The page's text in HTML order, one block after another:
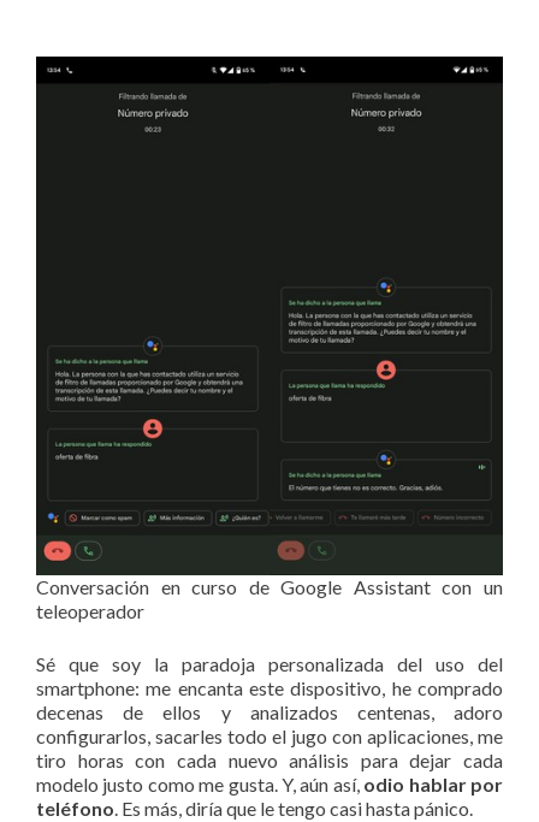
Conversación en curso de Google Assistant con un
teleoperador
Sé que soy la paradoja personalizada del uso del
smartphone: me encanta este dispositivo, he comprado
decenas de ellos y analizados centenas, adoro
configurarlos, sacarles todo el jugo con aplicaciones, me
tiro horas con cada nuevo análisis para dejar cada
modelo justo como me gusta. Y, aún así, odio hablar por
teléfono. Es más, diría que le tengo casi hasta pánico.